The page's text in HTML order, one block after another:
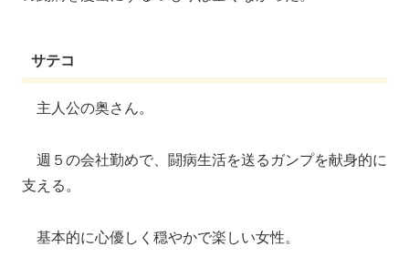
サテコ
主人公の奥さん。
週５の会社勤めで、闘病生活を送るガンプを献身的に
支える。
基本的に心優しく穏やかで楽しい女性。